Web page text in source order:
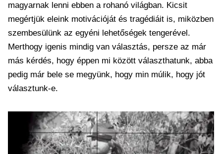
magyarnak lenni ebben a rohanó világban. Kicsit
megértjük eleink motivációját és tragédiáit is, miközben
szembesülünk az egyéni lehetőségek tengerével.
Merthogy igenis mindig van választás, persze az már
más kérdés, hogy éppen mi között választhatunk, abba
pedig már bele se megyünk, hogy min múlik, hogy jót
választunk-e.